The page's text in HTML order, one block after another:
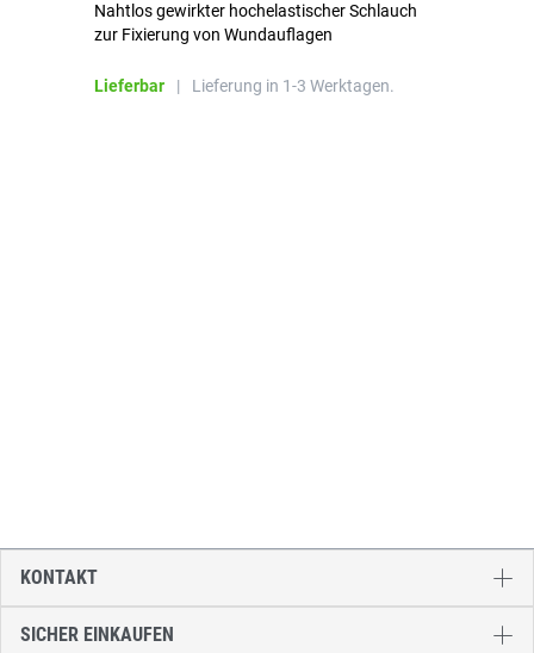
Nahtlos gewirkter hochelastischer Schlauch
zur Fixierung von Wundauflagen
Lieferbar | Lieferung in 1-3 Werktagen.
SICHER EINKAUFEN
KONTAKT